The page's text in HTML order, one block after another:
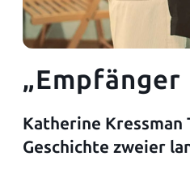
Katherine
Geschichte zweier